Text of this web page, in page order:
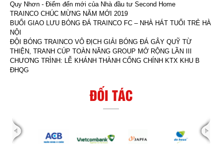
Quy Nhơn - Điểm đến mới của Nhà đầu tư Second Home
TRAINCO CHÚC MỪNG NĂM MỚI 2019
BUỔI GIAO LƯU BÓNG ĐÁ TRAINCO FC – NHÀ HÁT TUỔI TRẺ HÀ
NỘI
ĐỘI BÓNG TRAINCO VÔ ĐỊCH GIẢI BÓNG ĐÁ GÂY QUỸ TỪ
THIỆN, TRANH CÚP TOÀN NĂNG GROUP MỞ RỘNG LẦN III
CHƯƠNG TRÌNH: LỄ KHÁNH THÀNH CỔNG CHÍNH KTX KHU B
ĐHQG
ĐỐI TÁC